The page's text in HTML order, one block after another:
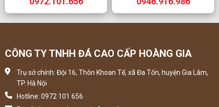
CÔNG TY TNHH ĐÁ CAO CẤP HOÀNG GIA
Trụ sở chính: Đội 16, Thôn Khoan Tế, xã Đa Tốn, huyện Gia Lâm,
TP. Hà Nội
Hotline: 0972 101 656